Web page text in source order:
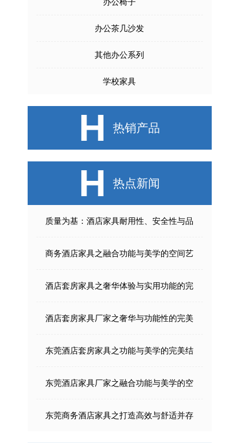
办公茶几沙发
其他办公系列
学校家具
H 热销产品
H 热点新闻
质量为基：酒店家具耐用性、安全性与品
商务酒店家具之融合功能与美学的空间艺
酒店套房家具之奢华体验与实用功能的完
酒店套房家具厂家之奢华与功能性的完美
东莞酒店套房家具之功能与美学的完美结
东莞酒店家具厂家之融合功能与美学的空
东莞商务酒店家具之打造高效与舒适并存